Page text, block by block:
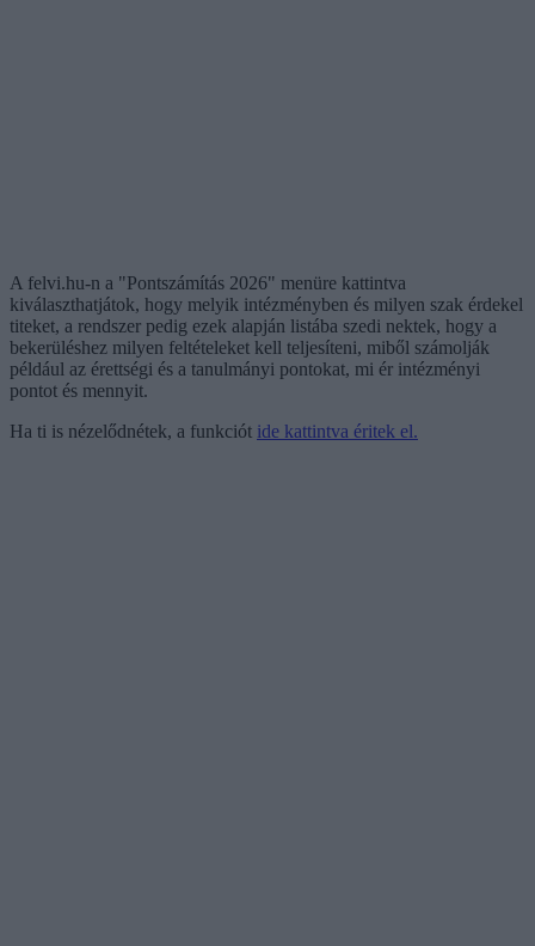
A felvi.hu-n a "Pontszámítás 2026" menüre kattintva
kiválaszthatjátok, hogy melyik intézményben és milyen szak érdekel
titeket, a rendszer pedig ezek alapján listába szedi nektek, hogy a
bekerüléshez milyen feltételeket kell teljesíteni, miből számolják
például az érettségi és a tanulmányi pontokat, mi ér intézményi
pontot és mennyit.
Ha ti is nézelődnétek, a funkciót ide kattintva éritek el.